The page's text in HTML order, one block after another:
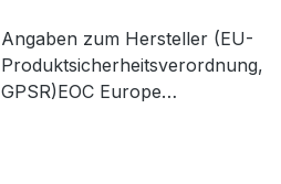
Angaben zum Hersteller (EU-
Produktsicherheitsverordnung,
GPSR)EOC Europe